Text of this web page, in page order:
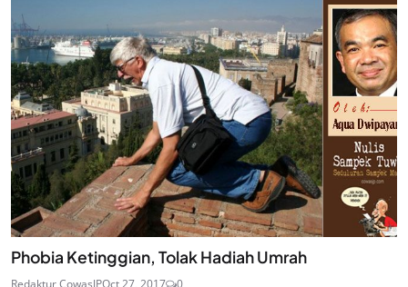
Phobia Ketinggian, Tolak Hadiah Umrah